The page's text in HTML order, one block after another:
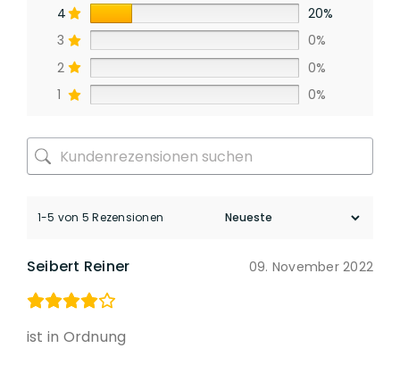
4
20%
3
0%
2
0%
1
0%
1-5 von 5 Rezensionen
Seibert Reiner 09. November 2022
ist in Ordnung